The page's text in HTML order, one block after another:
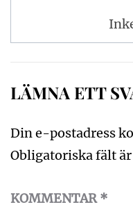
LÄMNA ETT
Din e-postadress
Obligatoriska fält
KOMMENTAR*